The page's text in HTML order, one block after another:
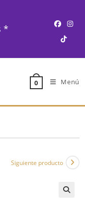
*
0 Menú
Siguiente producto